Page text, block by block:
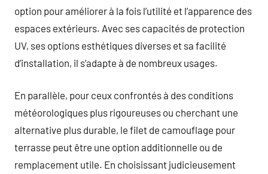
option pour améliorer à la fois l’utilité et l’apparence des
espaces extérieurs. Avec ses capacités de protection
UV, ses options esthétiques diverses et sa facilité
d’installation, il s’adapte à de nombreux usages.
En parallèle, pour ceux confrontés à des conditions
météorologiques plus rigoureuses ou cherchant une
alternative plus durable, le filet de camouflage pour
terrasse peut être une option additionnelle ou de
remplacement utile. En choisissant judicieusement